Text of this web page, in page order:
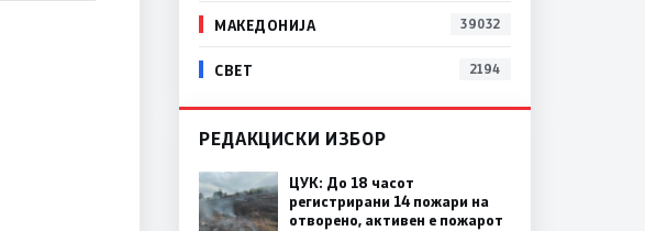
МАКЕДОНИЈА 39032
СВЕТ 2194
РЕДАКЦИСКИ ИЗБОР
ЦУК: До 18 часот
регистрирани 14 пожари на
отворено, активен е пожарот